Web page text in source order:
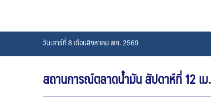
วันเสาร์ที่ 8 เดือนสิงหาคม พศ. 2569
สถานการณ์ตลาดน้ำมัน สัปดาห์ที่ 12 เ